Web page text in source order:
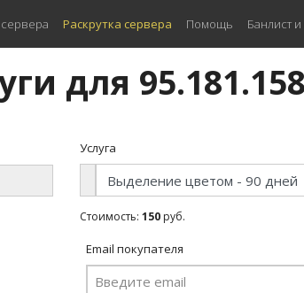
Раскрутка сервера Помощь Банлист
для
Услуга
Стоимость: 150 руб.
Email покупателя